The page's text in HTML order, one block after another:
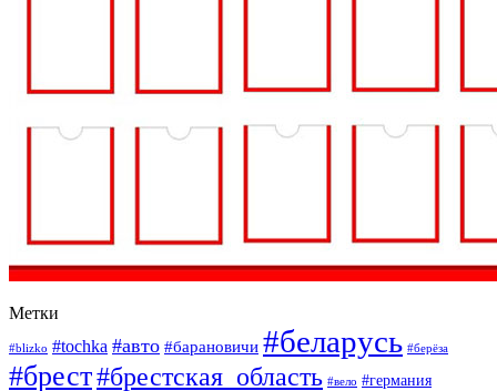
Метки
#blizko #tochka #авто #барановичи #беларусь #берёза
#брест#брестская_область #вело #германия